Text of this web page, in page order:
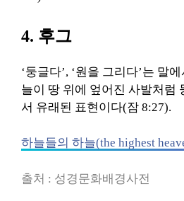
4. 후그
‘둥글다’, ‘원을 그리다’는 말
늘이 땅 위에 엎어진 사발처럼
서 유래된 표현이다(잠 8:27).
하늘들의 하늘(the highest
출처 : 성경문화배경사전